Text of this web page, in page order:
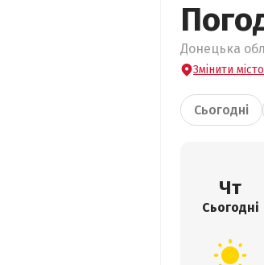
Донецька
Змінити місто
Сьогодні
Чт
Сьогодні